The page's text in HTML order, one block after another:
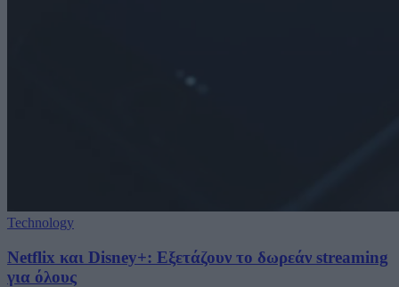
Technology
Netflix και Disney+: Εξετάζουν το δωρεάν streaming
για όλους